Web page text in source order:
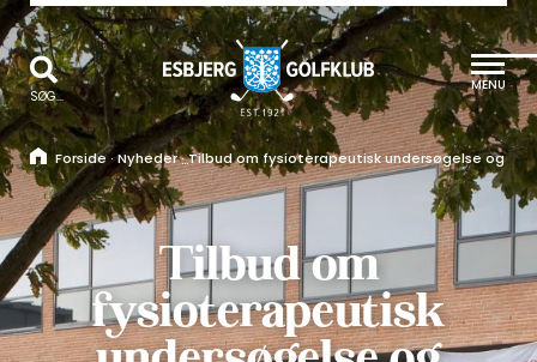
SØG...
Forside· Nyheder·Tilbud om fysioterapeutisk undersøgelse og
Tilbud om
fysioterapeutisk
MENU